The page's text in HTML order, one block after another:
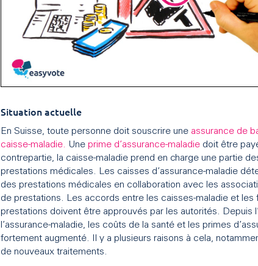
Situation actuelle
En Suisse, toute personne doit souscrire une assurance de
caisse-maladie. Une prime d’assurance-maladie doit être
contrepartie, la caisse-maladie prend en charge une partie
prestations médicales. Les caisses d’assurance-maladie
des prestations médicales en collaboration avec les
de prestations. Les accords entre les caisses-maladie et les
prestations doivent être approuvés par les autorités. Depuis
l’assurance-maladie, les coûts de la santé et les primes
fortement augmenté. Il y a plusieurs raisons à cela,
de nouveaux traitements.